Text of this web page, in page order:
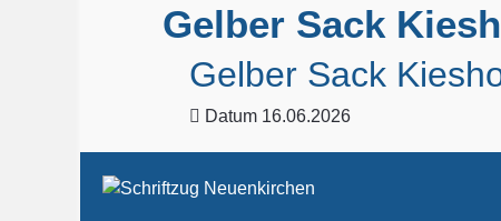
Gelber Sack
Gelber Sack
Datum 16.06.2026